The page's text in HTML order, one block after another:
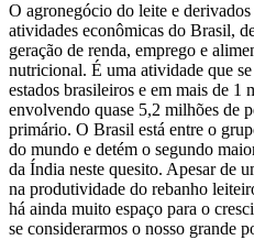
O agronegócio do leite e
atividades econômicas do Brasil,
geração de renda, emprego e
nutricional. É uma atividade que
estados brasileiros e em mais de 1
envolvendo quase 5,2 milhões de
primário. O Brasil está entre o
do mundo e detém o segundo
da Índia neste quesito. Apesar de
na produtividade do rebanho
há ainda muito espaço para o
se considerarmos o nosso grande